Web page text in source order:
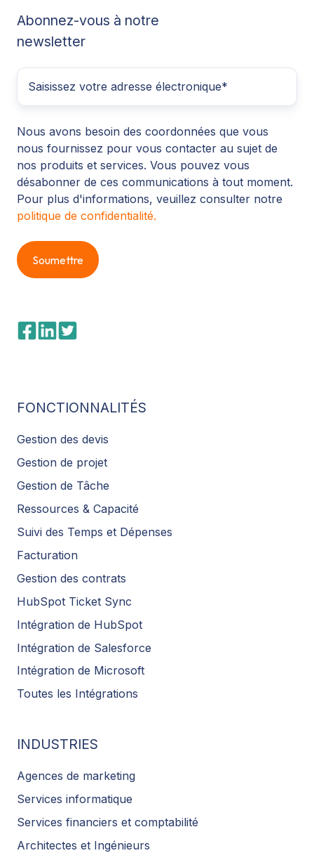
Abonnez-vous à notre
newsletter
Nous avons besoin des coordonnées que vous
nous fournissez pour vous contacter au sujet de
nos produits et services. Vous pouvez vous
désabonner de ces communications à tout moment.
Pour plus d'informations, veuillez consulter notre
politique de confidentialité.
FONCTIONNALITÉS
Gestion des devis
Gestion de projet
Gestion de Tâche
Ressources & Capacité
Suivi des Temps et Dépenses
Facturation
Gestion des contrats
HubSpot Ticket Sync
Intégration de HubSpot
Intégration de Salesforce
Intégration de Microsoft
Toutes les Intégrations
INDUSTRIES
Agences de marketing
Services informatique
Services financiers et comptabilité
Architectes et Ingénieurs